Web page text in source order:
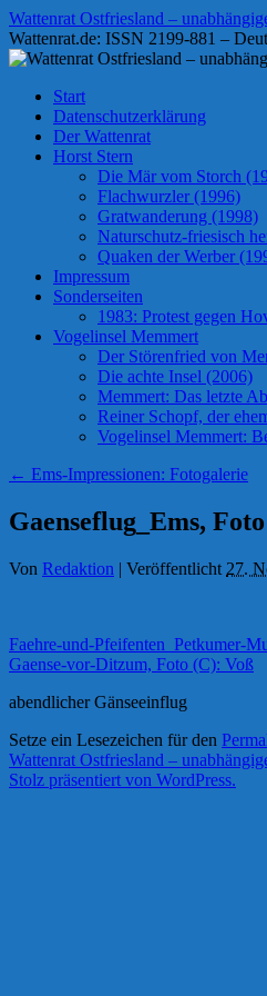
Zum
Inhalt
springen
Wattenrat Ostfriesland –
Wattenrat.de: ISSN 2199-881 –
Start
Datenschutzerklärung
Der Wattenrat
Horst Stern
Die Mär vom Storch
Flachwurzler (1996)
Gratwanderung (1998)
Naturschutz-friesisch
Quaken der Werber
Impressum
Sonderseiten
1983: Protest gegen
Vogelinsel Memmert
Der Störenfried von
Die achte Insel (2006)
Memmert: Das letzte
Reiner Schopf, der
Vogelinsel Memmert:
← Ems-Impressionen: Fotogalerie
Gaenseflug_Ems,
Von Redaktion | Veröffentlicht 27.
Faehre-und-Pfeifenten_Petkumer-
Gaense-vor-Ditzum, Foto (C): Voß
abendlicher Gänseeinflug
Setze ein Lesezeichen für den
Wattenrat Ostfriesland –
Stolz präsentiert von WordPress.